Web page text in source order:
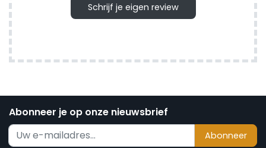
Schrijf je eigen review
Abonneer je op onze nieuwsbrief
Abonneer